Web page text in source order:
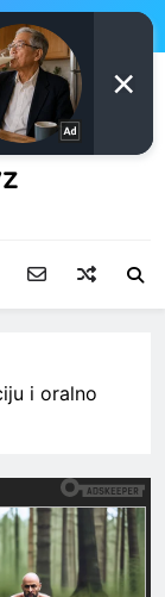
i oralno